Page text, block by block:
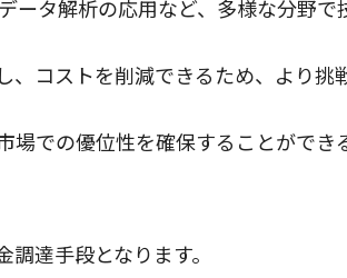
タ解析の応用など、多様な分野で
、コストを削減できるため、より挑
での優位性を確保することができ
達手段となります。